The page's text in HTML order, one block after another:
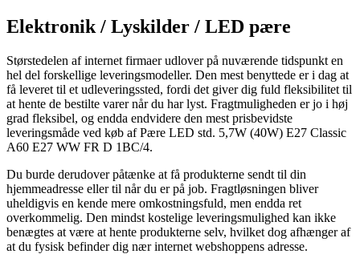
Elektronik / Lyskilder / LED pære
Størstedelen af internet firmaer udlover på nuværende tidspunkt en
hel del forskellige leveringsmodeller. Den mest benyttede er i dag at
få leveret til et udleveringssted, fordi det giver dig fuld fleksibilitet til
at hente de bestilte varer når du har lyst. Fragtmuligheden er jo i høj
grad fleksibel, og endda endvidere den mest prisbevidste
leveringsmåde ved køb af Pære LED std. 5,7W (40W) E27 Classic
A60 E27 WW FR D 1BC/4.
Du burde derudover påtænke at få produkterne sendt til din
hjemmeadresse eller til når du er på job. Fragtløsningen bliver
uheldigvis en kende mere omkostningsfuld, men endda ret
overkommelig. Den mindst kostelige leveringsmulighed kan ikke
benægtes at være at hente produkterne selv, hvilket dog afhænger af
at du fysisk befinder dig nær internet webshoppens adresse.